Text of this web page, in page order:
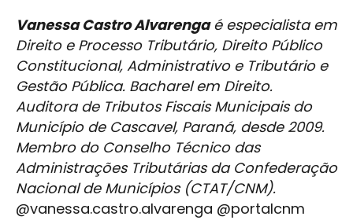
Vanessa Castro Alvarengaé especialista em
Direito e Processo Tributário, Direito Público
Constitucional, Administrativo e Tributário e
Gestão Pública. Bacharel em Direito.
Auditora de Tributos Fiscais Municipais do
Município de Cascavel, Paraná, desde 2009.
Membro do Conselho Técnico das
Administrações Tributárias da Confederação
Nacional de Municípios (CTAT/CNM).
@vanessa.castro.alvarenga @portalcnm